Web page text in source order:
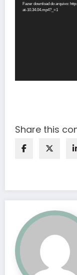
Fazer download do arquivo:
at-10.34.04.mp4?_=1
Share this